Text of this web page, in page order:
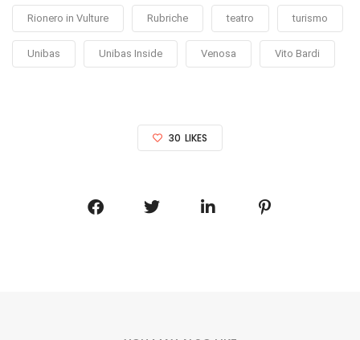
Rionero in Vulture Rubriche teatro turismo
Unibas Unibas Inside Venosa Vito Bardi
30 LIKES